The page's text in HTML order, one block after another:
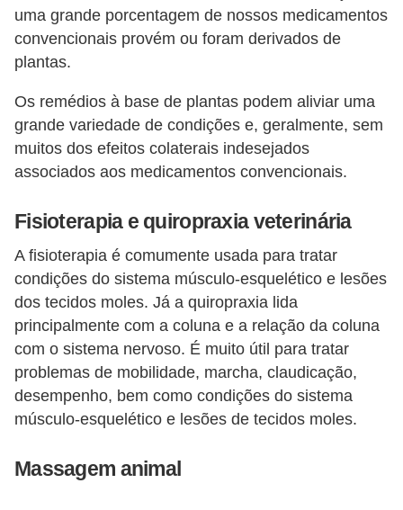
uma grande porcentagem de nossos medicamentos
convencionais provém ou foram derivados de
plantas.
Os remédios à base de plantas podem aliviar uma
grande variedade de condições e, geralmente, sem
muitos dos efeitos colaterais indesejados
associados aos medicamentos convencionais.
Fisioterapia e quiropraxia veterinária
A fisioterapia é comumente usada para tratar
condições do sistema músculo-esquelético e lesões
dos tecidos moles. Já a quiropraxia lida
principalmente com a coluna e a relação da coluna
com o sistema nervoso. É muito útil para tratar
problemas de mobilidade, marcha, claudicação,
desempenho, bem como condições do sistema
músculo-esquelético e lesões de tecidos moles.
Massagem animal
c
h
r
r
o
s
c
a
n
i
n
o
s
G
t